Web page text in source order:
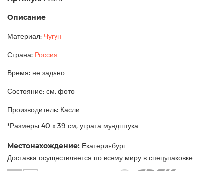
Описание
Материал: Чугун
Страна: Россия
Время: не задано
Состояние: см. фото
Производитель: Касли
*Размеры 40 х 39 см, утрата мундштука
Местонахождение: Екатеринбург
Доставка осуществляется по всему миру в спецупаковке